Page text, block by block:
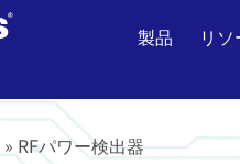
製品 リ
» RFパワー検出器